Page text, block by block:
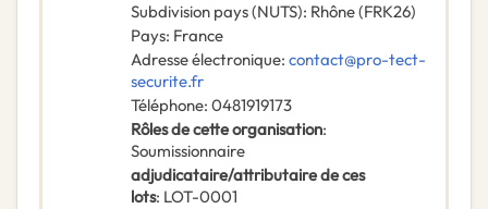
Subdivision pays (NUTS): Rhône(FRK26)
Pays: France
Adresse électronique: contact@pro-tect-
securite.fr
Téléphone: 0481919173
Rôles de cette organisation:
Soumissionnaire
adjudicataire/attributaire de ces
lots: LOT-0001